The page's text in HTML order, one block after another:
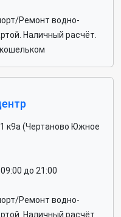
Ремонт водно-
Наличный расчёт.
к9а (Чертаново Южное
до 21:00
Ремонт водно-
Наличный расчёт.